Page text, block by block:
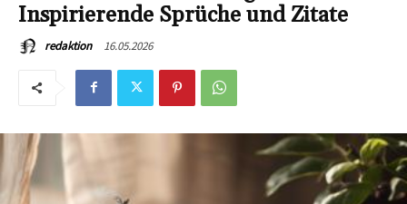
Inspirierende Sprüche und Zitate
redaktion 16.05.2026